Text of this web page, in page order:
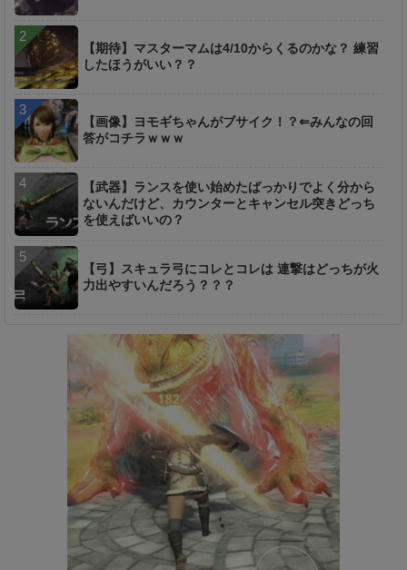
【期待】マスターマムは4/10からくるのかな？ 練習
したほうがいい？？
【画像】ヨモギちゃんがブサイク！？⇐みんなの回
答がコチラｗｗｗ
【武器】ランスを使い始めたばっかりでよく分から
ないんだけど、カウンターとキャンセル突きどっち
を使えばいいの？
【弓】スキュラ弓にコレとコレは 連撃はどっちが火
力出やすいんだろう？？？